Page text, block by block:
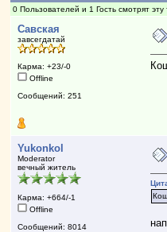
0 Пользователей и 1 Гость смотрят эту
Савская
завсегдатай
Карма: +23/-0
Offline
Сообщений: 251
Yukonkol
Moderator
вечный житель
Карма: +664/-1
Offline
Сообщений: 8014